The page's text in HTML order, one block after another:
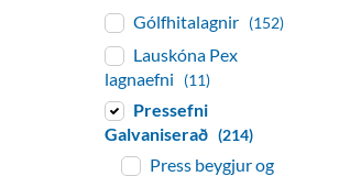
Gólfhitalagnir (152)
Lauskóna Pex
lagnaefni
(11)
Pressefni
Galvaniserað (214)
Press beygjur og